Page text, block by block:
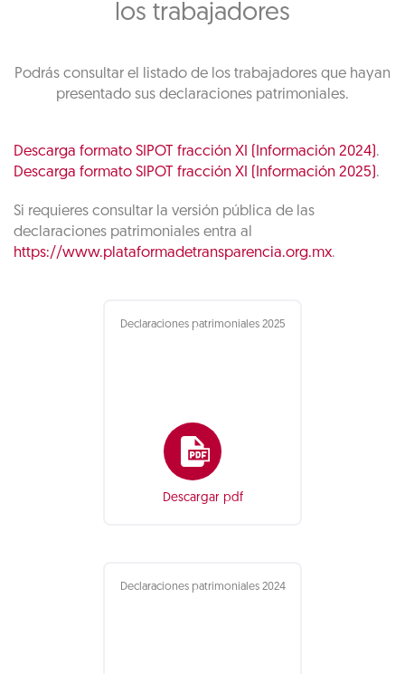
los trabajadores
Podrás consultar el listado de los trabajadores que hayan
presentado sus declaraciones patrimoniales.
Descarga formato SIPOT fracción XI (Información 2024) .
Descarga formato SIPOT fracción XI (Información 2025) .
Si requieres consultar la versión pública de las
declaraciones patrimoniales entra al
https://www.plataformadetransparencia.org.mx.
Declaraciones patrimoniales 2025
Descargar pdf
Declaraciones patrimoniales 2024